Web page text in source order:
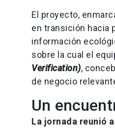
El proyecto,
en transición hacia
información
sobre la cual el
Verification),
de negocio
Un
La jornada reunió